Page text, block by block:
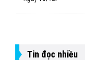
Tin đọc nhiều